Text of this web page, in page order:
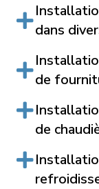
dans
de
de